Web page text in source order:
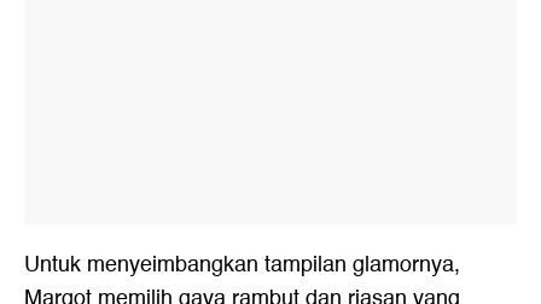
Untuk menyeimbangkan tampilan glamornya,